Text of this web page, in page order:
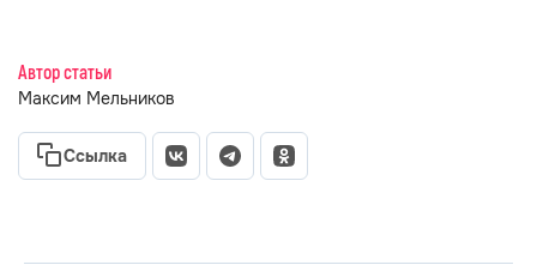
Автор статьи
Максим Мельников
Ссылка